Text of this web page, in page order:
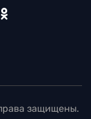
защищены.